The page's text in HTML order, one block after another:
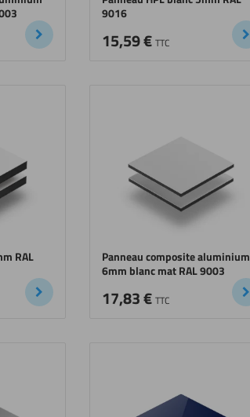
9016
15,59€ TTC
RAL
Panneau composite aluminium
6mm blanc mat RAL 9003
17,83€ TTC